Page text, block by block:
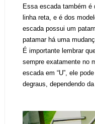
Essa escada também
linha reta, e é dos
escada possui um
patamar há uma
É importante lembrar
sempre exatamente no
escada em “U”, ele
degraus, dependendo